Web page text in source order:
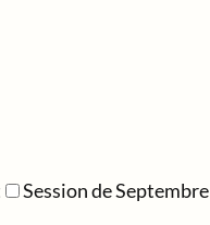
Session de Septembre